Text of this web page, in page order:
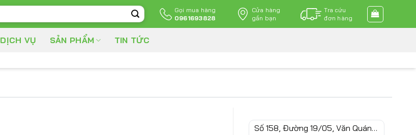
Gọi mua hàng
0961693828
Cửa hàng
gần bạn
Tra cứu
đơn hàng
DỊCH VỤ SẢN PHẨM TIN TỨC
Số 158, Đường 19/05, Văn Quán,